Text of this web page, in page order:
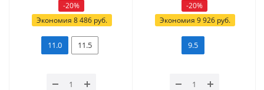
-20%
Экономия 8 486 руб.
11.0 11.5
-20%
Экономия 9 926 руб.
9.5